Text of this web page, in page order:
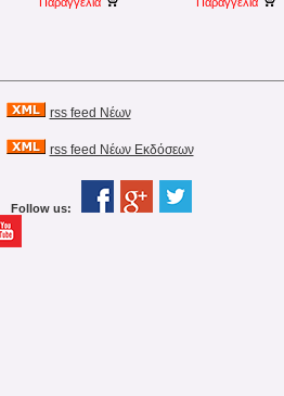
rss feed Νέων
rss feed Νέων Εκδόσεων
Follow us: